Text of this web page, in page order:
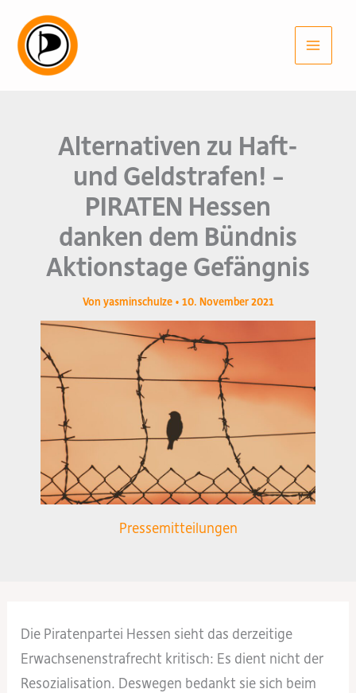
Inhalt
springen
Alternativen zu Haft-
und Geldstrafen! –
PIRATEN Hessen
danken dem Bündnis
Aktionstage Gefängnis
Von yasminschulze • 10. November 2021
Pressemitteilungen
Die Piratenpartei Hessen sieht das derzeitige
Erwachsenenstrafrecht kritisch: Es dient nicht der
Resozialisation. Deswegen bedankt sie sich beim